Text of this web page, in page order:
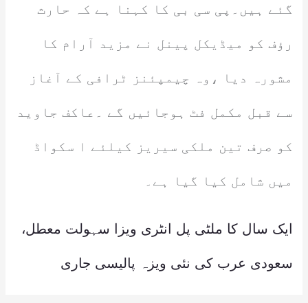
گئے ہیں۔پی سی بی کا کہنا ہے کہ حارث
رؤف کو میڈیکل پینل نے مزید آرام کا
مشورہ دیا ،وہ چیمپئنز ٹرافی کے آغاز
سے قبل مکمل فٹ ہوجائیں گے ۔عاکف جاوید
کو صرف تین ملکی سیریز کیلئے ا سکواڈ
میں شامل کیا گیا ہے۔
ایک سال کا ملٹی پل انٹری ویزا سہولت معطل،
سعودی عرب کی نئی ویزہ پالیسی جاری